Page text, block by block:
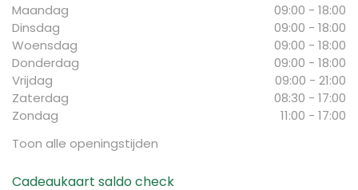
Maandag
09:00 - 18:00
Dinsdag
09:00 - 18:00
Woensdag
09:00 - 18:00
Donderdag
09:00 - 18:00
Vrijdag
09:00 - 21:00
Zaterdag
08:30 - 17:00
Zondag
11:00 - 17:00
Toon alle openingstijden
Cadeaukaart saldo check